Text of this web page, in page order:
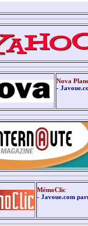
Nova
-
MémoClic
- Javoue.com